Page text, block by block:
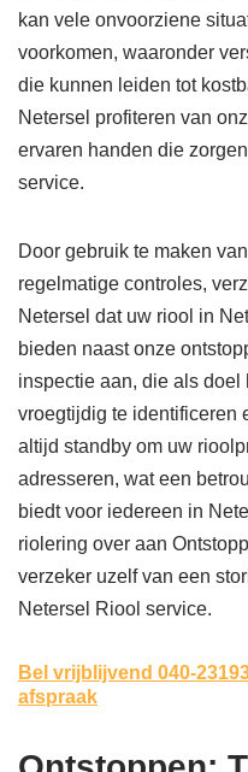
kan vele onvoorziene
voorkomen, waaronder
die kunnen leiden tot
Netersel profiteren van
ervaren handen die
service.
Door gebruik te maken
regelmatige controles,
Netersel dat uw riool in
bieden naast onze
inspectie aan, die als
vroegtijdig te identificeren
altijd standby om uw
adresseren, wat een
biedt voor iedereen in
riolering over aan
verzeker uzelf van een
Netersel Riool service.
Bel vrijblijvend 040-
afspraak